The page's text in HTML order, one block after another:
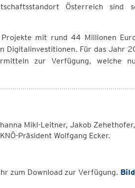
Österreich sind
mit rund 44 Millionen
Für das Jahr
zur Verfügung, welche
Mikl-Leitner, Jakob
Präsident Wolfgang Ecker.
zum Download zur Verfügung.